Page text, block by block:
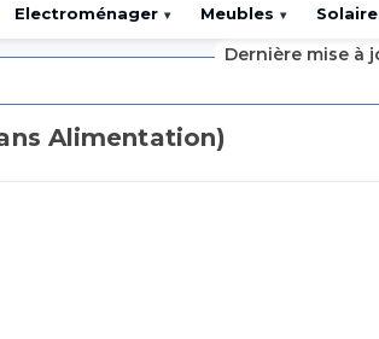
Electroménager ▾ Meubles ▾
Alimentation)
Dernière mise à